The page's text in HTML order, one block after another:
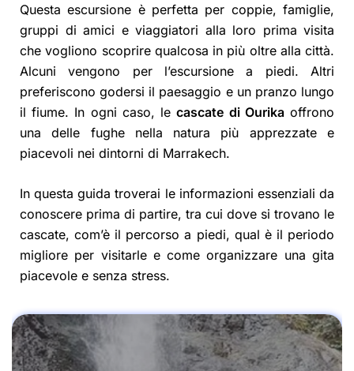
Questa escursione è perfetta per coppie, famiglie,
gruppi di amici e viaggiatori alla loro prima visita
che vogliono scoprire qualcosa in più oltre alla città.
Alcuni vengono per l’escursione a piedi. Altri
preferiscono godersi il paesaggio e un pranzo lungo
il fiume. In ogni caso, lecascate di Ourikaoffrono
una delle fughe nella natura più apprezzate e
piacevoli nei dintorni di Marrakech.
In questa guida troverai le informazioni essenziali da
conoscere prima di partire, tra cui dove si trovano le
cascate, com’è il percorso a piedi, qual è il periodo
migliore per visitarle e come organizzare una gita
piacevole e senza stress.